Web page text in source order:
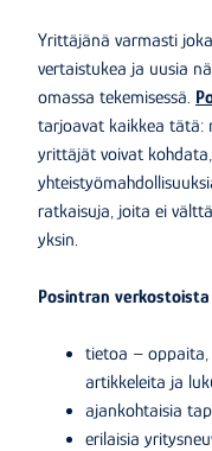
Yrittäjänä varmasti
vertaistukea ja uusia
omassa tekemisessä.
tarjoavat kaikkea tätä:
yrittäjät voivat
ratkaisuja, joita ei
yksin.
Posintran
tietoa – oppaita,
artikkeleita ja
ajankohtaisia
erilaisia